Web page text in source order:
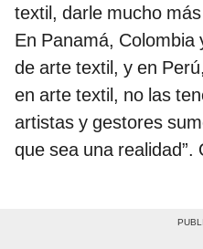
textil, darle mucho
En Panamá, Colombia
de arte textil, y en
en arte textil, no las
artistas y gestores
que sea una realidad”.